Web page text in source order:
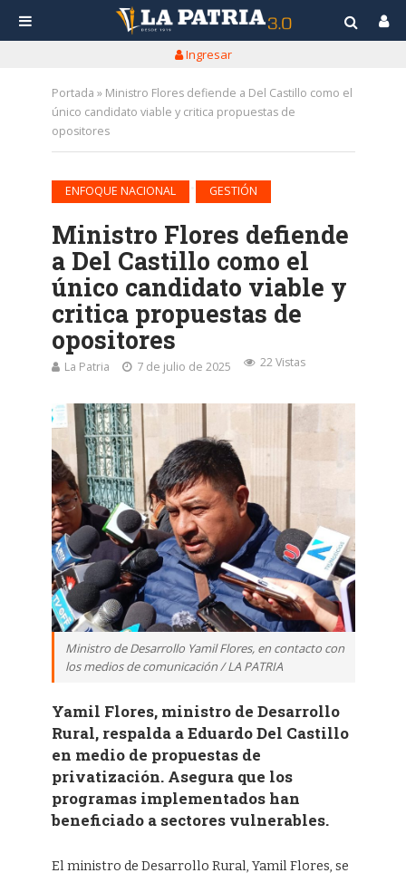
Ingresar
Portada » Ministro Flores defiende a Del Castillo como el
único candidato viable y critica propuestas de
opositores
ENFOQUE NACIONAL GESTIÓN
Ministro Flores defiende
a Del Castillo como el
único candidato viable y
critica propuestas de
opositores
La Patria 7 de julio de 2025 22 Vistas
Ministro de Desarrollo Yamil Flores, en contacto con
los medios de comunicación / LA PATRIA
Yamil Flores, ministro de Desarrollo
Rural, respalda a Eduardo Del Castillo
en medio de propuestas de
privatización. Asegura que los
programas implementados han
beneficiado a sectores vulnerables.
El ministro de Desarrollo Rural, Yamil Flores, se